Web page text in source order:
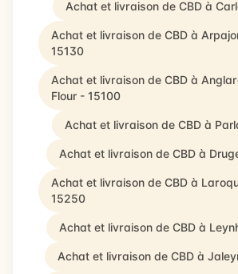
Achat et livraison de CBD à
Achat et livraison de CBD à
15130
Achat et livraison de CBD à
Flour - 15100
Achat et livraison de CBD à
Achat et livraison de CBD à
Achat et livraison de CBD à
15250
Achat et livraison de CBD à
Achat et livraison de CBD à